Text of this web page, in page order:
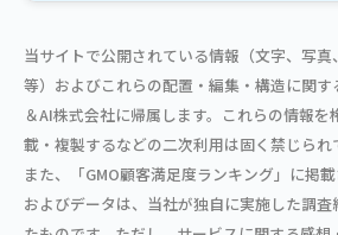
当サイトで公開されている情報（文字、写
等）およびこれらの配置・編集・構造に関す
＆AI株式会社に帰属します。これらの情報
載・複製するなどの二次利用は固く禁じられ
また、「GMO顧客満足度ランキング」に掲
およびデータは、当社が独自に実施した調